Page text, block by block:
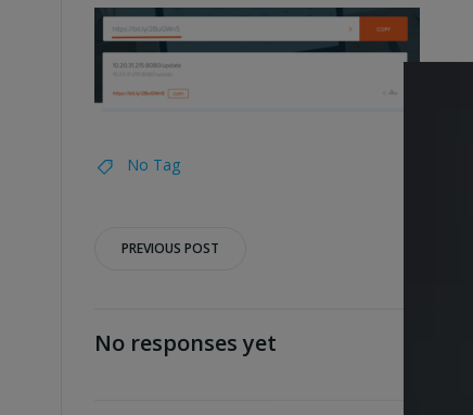
No Tag
Post
PREVIOUS POST
No responses yet